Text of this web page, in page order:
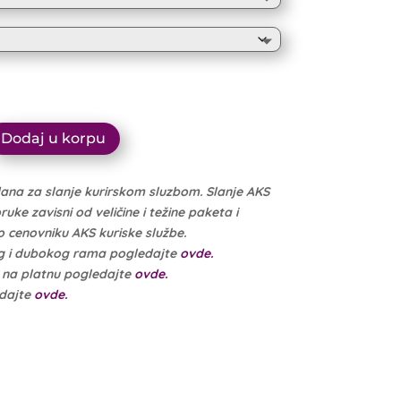
10.999 рсд
through
10.449 рсд
Dodaj u korpu
za slanje kurirskom sluzbom. Slanje AKS
zavisni od veličine i težine paketa i
AKS kuriske službe.
i dubokog rama pogledajte ovde.
na platnu pogledajte ovde.
ovde.